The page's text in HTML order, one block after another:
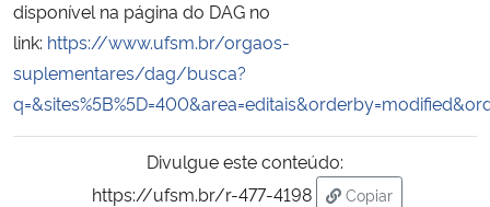
Controladoria-Geral da União
Ministério da Mulher, da Família e dos Direitos Humanos
disponível na página do DAG no
link: https://www.ufsm.br/orgaos-
suplementares/dag/busca?
Divulgue este conteúdo:
https://ufsm.br/r-477-4198
Copiar